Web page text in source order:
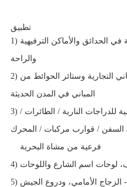
تطبيق
1) ديكورات غير عادية والممرات والأجنحة في الحدائق والأماكن الترفيهية
والراحة
2) الداخلية والديكورات الخارجية للمباني التجارية وستائر الحوائط من
المباني في المدن الحديثة
3) حاويات شفافة، والدروع الرياح الأمامية للدراجات النارية / الطائرات /
فرعية من مشاة البحرية
لوحات اسم الشارع واللوحات
- الزجاج الأمامي، ودروع الجيش